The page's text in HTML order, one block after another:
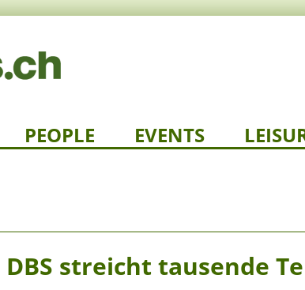
PEOPLE EVENTS
streicht tausende